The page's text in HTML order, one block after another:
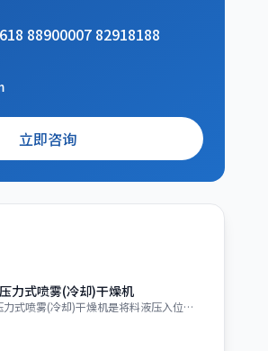
88900007 82918188
立即咨询
力式喷雾(冷却)干燥机
YPG系列压力式喷雾(冷却)干燥机是将料液压入位于塔体顶部的喷嘴雾化成微小雾滴，